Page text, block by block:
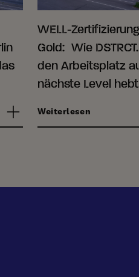
WELL-
Gold: Wie
den Arbeitsplatz
nächste Level
Weiterlesen